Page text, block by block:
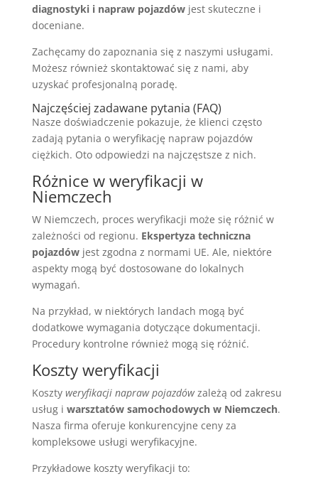
diagnostyki i napraw pojazdówjest skuteczne i
doceniane.
Zachęcamy do zapoznania się z naszymi usługami.
Możesz również skontaktować się z nami, aby
uzyskać profesjonalną poradę.
Najczęściej zadawane pytania (FAQ)
Nasze doświadczenie pokazuje, że klienci często
zadają pytania o weryfikację napraw pojazdów
ciężkich. Oto odpowiedzi na najczęstsze z nich.
Różnice w weryfikacji w
Niemczech
W Niemczech, proces weryfikacji może się różnić w
zależności od regionu. Ekspertyza techniczna
pojazdówjest zgodna z normami UE. Ale, niektóre
aspekty mogą być dostosowane do lokalnych
wymagań.
Na przykład, w niektórych landach mogą być
dodatkowe wymagania dotyczące dokumentacji.
Procedury kontrolne również mogą się różnić.
Koszty weryfikacji
Koszty weryfikacji napraw pojazdówzależą od zakresu
usług i warsztatów samochodowych w Niemczech.
Nasza firma oferuje konkurencyjne ceny za
kompleksowe usługi weryfikacyjne.
Przykładowe koszty weryfikacji to: